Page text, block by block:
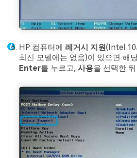
HP 컴퓨터에 레거시 지원(Intel 10
최신 모델에는 없음)이 있으면 해
Enter를 누르고, 사용을 선택한 뒤